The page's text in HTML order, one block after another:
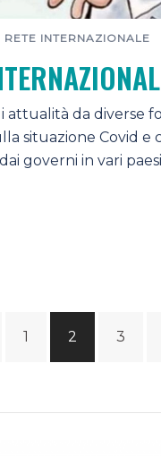
RETE INTERNAZIONALE
attualità da diverse
situazione Covid e
governi in vari
1 2 3